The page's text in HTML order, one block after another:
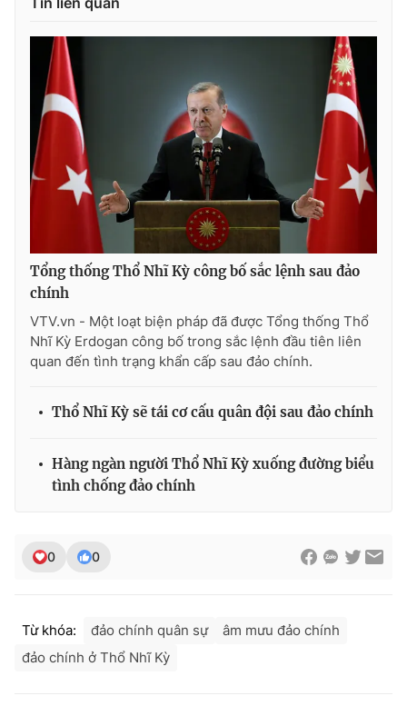
Chuyên mục khác
Emagazine Podcast
Photo Infographic
Video Shorts video
VTV Money VTV Thể thao
VTV Sức khoẻ
Thị trường 24h Tấm lòng Việt
VTV4 Vươn mình bằng AI
VTV9 VTV8
Tổng thống Thổ Nhĩ Kỳ công bố sắc lệnh sau đảo
chính
VTV.vn - Một loạt biện pháp đã được Tổng thống Thổ
Nhĩ Kỳ Erdogan công bố trong sắc lệnh đầu tiên liên
quan đến tình trạng khẩn cấp sau đảo chính.
Thổ Nhĩ Kỳ sẽ tái cơ cấu quân đội sau đảo chính
Hàng ngàn người Thổ Nhĩ Kỳ xuống đường biểu
tình chống đảo chính
0 0
Từ khóa: đảo chính quân sự
âm mưu đảo chính
đảo chính ở Thổ Nhĩ Kỳ